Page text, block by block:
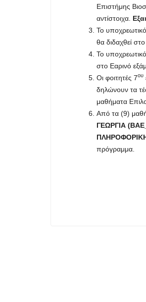
Επιστήμης
αντίστοιχα.
Το
θα διδαχθεί
Το
στο Εαρινό
Οι φοιτητές 7ου
δηλώνουν τα
μαθήματα
Από τα (9)
ΓΕΩΡΓΙΑ
πρόγραμμα.